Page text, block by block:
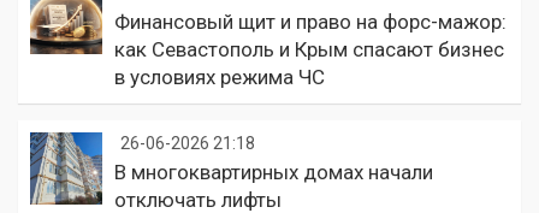
Финансовый щит и право на форс-мажор:
как Севастополь и Крым спасают бизнес
в условиях режима ЧС
26-06-2026 21:18
В многоквартирных домах начали
отключать лифты